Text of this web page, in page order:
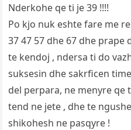
Nderkohe qe ti je 39 !!!!
Po kjo nuk eshte fare me
37 47 57 dhe 67 dhe prape
te kendoj , ndersa ti do
suksesin dhe sakrficen
del perpara, ne menyre
tend ne jete , dhe te
shikohesh ne pasqyre !